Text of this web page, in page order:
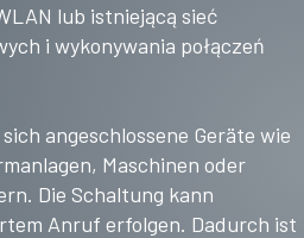
lub istniejącą sieć
i wykonywania połączeń
angeschlossene Geräte wie
Maschinen oder
Die Schaltung kann
Anruf erfolgen. Dadurch ist